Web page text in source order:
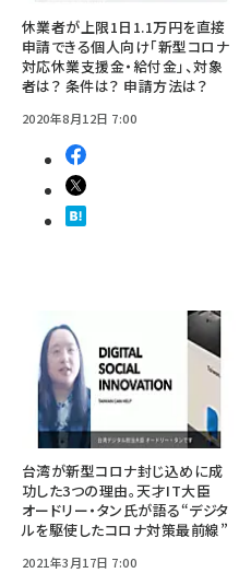
休業者が上限1日1.1万円を直接
申請できる個人向け「新型コロナ
対応休業支援金・給付金」、対象
者は？ 条件は？ 申請方法は？
2020年8月12日 7:00
台湾が新型コロナ封じ込めに成
功した3つの理由。天才IT大臣
オードリー・タン氏が語る“デジタ
ルを駆使したコロナ対策最前線”
2021年3月17日 7:00